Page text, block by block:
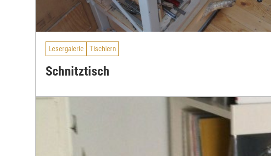
Lesergalerie Tischlern
Schnitztisch